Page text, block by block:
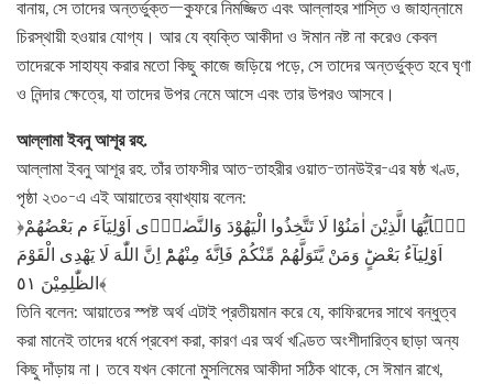
বানায়, সে তাদের অন্তর্ভুক্ত—কুফরে নিমজ্জিত এবং আল্লাহর শাস্তি ও জাহান্নামে
চিরস্থায়ী হওয়ার যোগ্য। আর যে ব্যক্তি আকীদা ও ঈমান নষ্ট না করেও কেবল
তাদেরকে সাহায্য করার মতো কিছু কাজে জড়িয়ে পড়ে, সে তাদের অন্তর্ভুক্ত হবে ঘৃণা
ও নিন্দার ক্ষেত্রে, যা তাদের উপর নেমে আসে এবং তার উপরও আসবে।
আল্লামা ইবনু আশূর রহ.
আল্লামা ইবনু আশূর রহ. তাঁর তাফসীর আত-তাহরীর ওয়াত-তানউইর-এর ষষ্ঠ খণ্ড,
পৃষ্ঠা ২৩০-এ এই আয়াতের ব্যাখ্যায় বলেন:
﴿يٰۤاَيُّهَا الَّذِيْنَ اٰمَنُوْا لَا تَتَّخِذُوا الْيَهُوْدَ وَالنَّصٰرٰۤى اَوْلِيَآءَ م بَعْضُهُمْ
اَوْلِيَآءُ بَعْضٍؕ وَمَنْ يَّتَوَلَّهُمْ مِّنْكُمْ فَاِنَّهٗ مِنْهُمْؕ اِنَّ اللّٰهَ لَا يَهْدِى الْقَوْمَ
الظّٰلِمِيْنَ ٥١﴾
তিনি বলেন: আয়াতের স্পষ্ট অর্থ এটাই প্রতীয়মান করে যে, কাফিরদের সাথে বন্ধুত্ব
করা মানেই তাদের ধর্মে প্রবেশ করা, কারণ এর অর্থ খণ্ডিত অংশীদারিত্ব ছাড়া অন্য
কিছু দাঁড়ায় না। তবে যখন কোনো মুসলিমের আকীদা সঠিক থাকে, সে ঈমান রাখে,